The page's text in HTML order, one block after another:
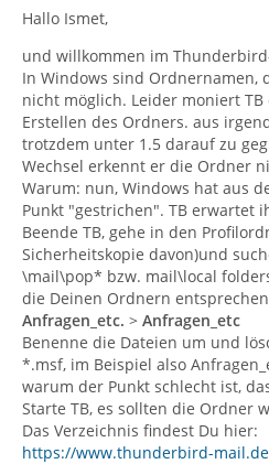
Hallo Ismet,
und willkommen im
In Windows sind Ordnernamen,
nicht möglich. Leider moniert
Erstellen des Ordners. aus
trotzdem unter 1.5 darauf zu
Wechsel erkennt er die Ordner
Warum: nun, Windows hat aus
Punkt "gestrichen". TB erwartet
Beende TB, gehe in den
Sicherheitskopie davon)und
\mail\pop* bzw. mail\local
die Deinen Ordnern
Anfragen_etc. > Anfragen_etc
Benenne die Dateien um und
*.msf, im Beispiel also
warum der Punkt schlecht ist,
Starte TB, es sollten die Ordner
Das Verzeichnis findest Du hier:
https://www.thunderbird-